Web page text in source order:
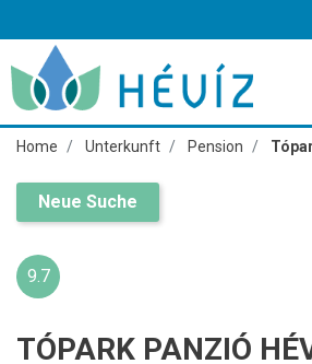
Home Unterkunft Pension
Neue Suche
9.7
TÓPARK PANZIÓ